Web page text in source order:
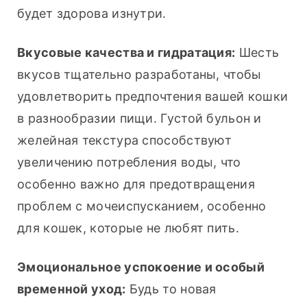
будет здорова изнутри.
Вкусовые качества и гидратация: Шесть
вкусов тщательно разработаны, чтобы
удовлетворить предпочтения вашей кошки
в разнообразии пищи. Густой бульон и
желейная текстура способствуют
увеличению потребления воды, что
особенно важно для предотвращения
проблем с мочеиспусканием, особенно
для кошек, которые не любят пить.
Эмоциональное успокоение и особый
временной уход: Будь то новая